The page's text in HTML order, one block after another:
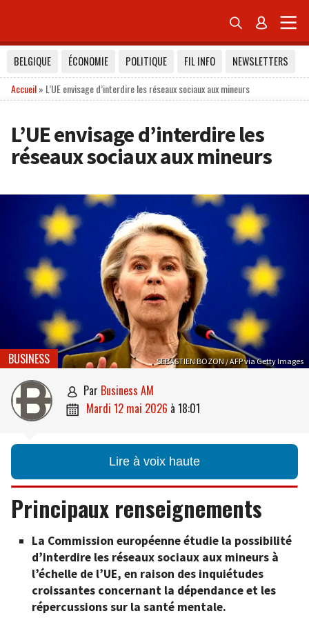
 
BELGIQUE ÉCONOMIE POLITIQUE FIL INFO
NEWSLETTERS
Accueil» L’UE envisage d’interdire les réseaux sociaux aux mineurs
L’UE envisage d’interdire les
réseaux sociaux aux mineurs
SEBASTIEN BOZON / AFP via Getty Images
BUSINESS
 par Business AM
 mardi 12 mai 2026 à 18:01
Lire à voix haute
Principaux renseignements
La Commission européenne étudie la possibilité
d’interdire les réseaux sociaux aux mineurs à
l’échelle de l’UE, en raison des inquiétudes
croissantes concernant la dépendance et les
répercussions sur la santé mentale.